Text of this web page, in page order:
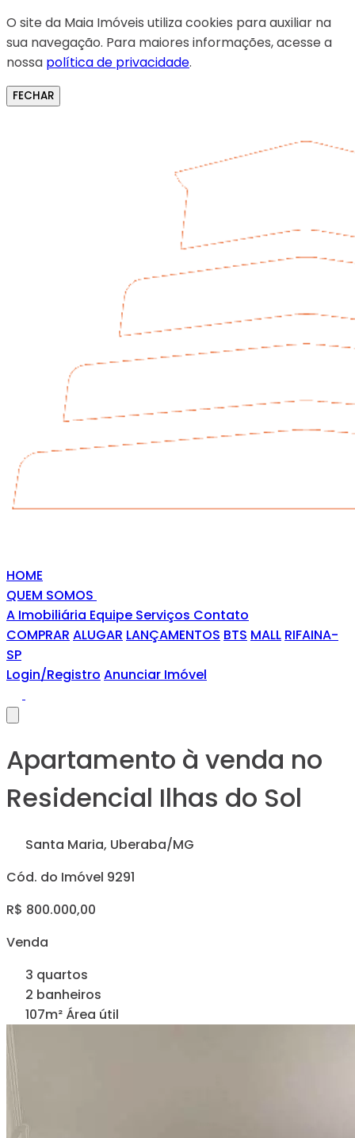
O site da Maia Imóveis utiliza cookies para auxiliar na
sua navegação. Para maiores informações, acesse a
nossa política de privacidade.
FECHAR
HOME
QUEM SOMOS
A Imobiliária Equipe Serviços Contato
COMPRAR ALUGAR LANÇAMENTOS BTS MALL RIFAINA-
SP
Login/Registro Anunciar Imóvel
Apartamento à venda no
Residencial Ilhas do Sol
Santa Maria, Uberaba/MG
Cód. do Imóvel 9291
R$ 800.000,00
Venda
3 quartos
2 banheiros
107m² Área útil